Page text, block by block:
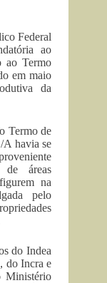
Federal
ao
ao Termo
em maio
da
Termo de
A havia se
áreas
na
pelo
do Indea
do Incra e
Ministério